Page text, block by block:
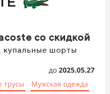
со скидкой
купальные шорты
до 2025.05.27
трусы Мужская одежда